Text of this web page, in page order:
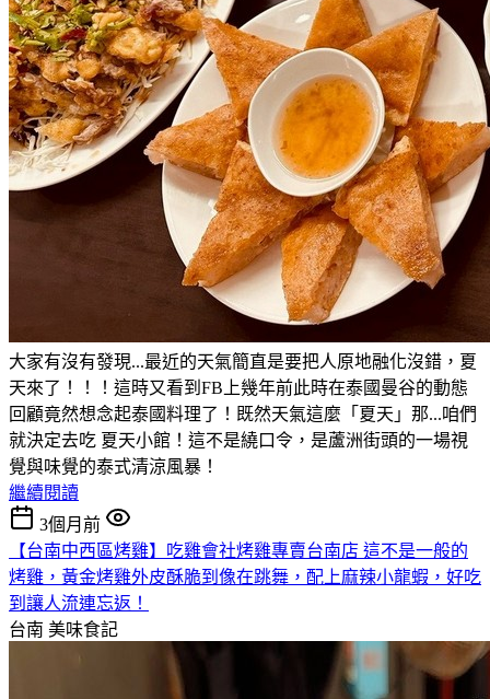
大家有沒有發現...最近的天氣簡直是要把人原地融化沒錯，夏
天來了！！！這時又看到FB上幾年前此時在泰國曼谷的動態
回顧竟然想念起泰國料理了！既然天氣這麼「夏天」那...咱們
就決定去吃 夏天小館！這不是繞口令，是蘆洲街頭的一場視
覺與味覺的泰式清涼風暴！
繼續閱讀
3個月前
【台南中西區烤雞】吃雞會社烤雞專賣台南店 這不是一般的
烤雞，黃金烤雞外皮酥脆到像在跳舞，配上麻辣小龍蝦，好吃
到讓人流連忘返！
台南 美味食記